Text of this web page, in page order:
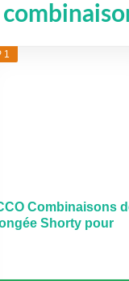
1
Combinaisons
Shorty pour